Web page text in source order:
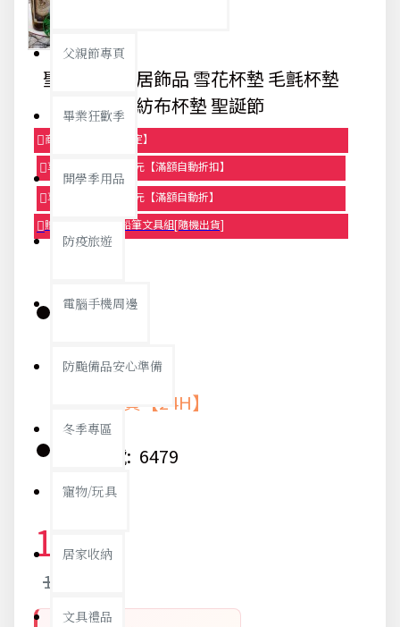
父親節專頁
畢業狂歡季
開學季用品
防疫旅遊
電腦手機周邊
防颱備品安心準備
冬季專區
寵物/玩具
居家收納
文具禮品
聖誕杯墊 家居飾品 雪花杯墊 毛氈杯墊
無紡布杯墊 聖誕節
商品95折【今日限定】
享滿1000元折100元【滿額自動折扣】
享滿2000元折250元【滿額自動折】
贈品-滿899送色鉛筆文具組[隨機出貨]
庫存:
快速出貨【24H】
貨號: 6479
11元
12元